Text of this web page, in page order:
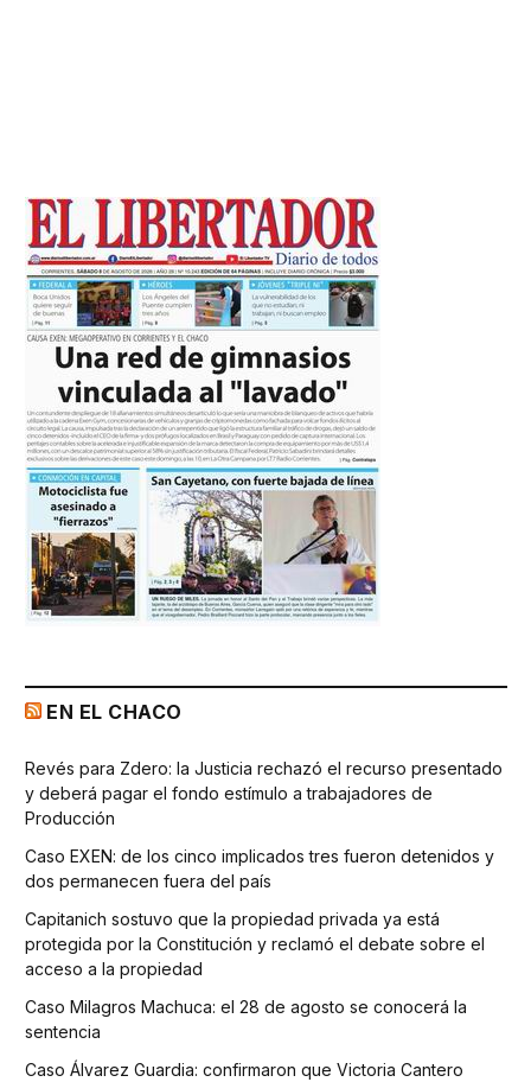
EN EL CHACO
Revés para Zdero: la Justicia rechazó el recurso presentado
y deberá pagar el fondo estímulo a trabajadores de
Producción
Caso EXEN: de los cinco implicados tres fueron detenidos y
dos permanecen fuera del país
Capitanich sostuvo que la propiedad privada ya está
protegida por la Constitución y reclamó el debate sobre el
acceso a la propiedad
Caso Milagros Machuca: el 28 de agosto se conocerá la
sentencia
Caso Álvarez Guardia: confirmaron que Victoria Cantero